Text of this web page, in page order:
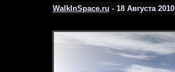
WalkInSpace.ru- 18 Августа 2010